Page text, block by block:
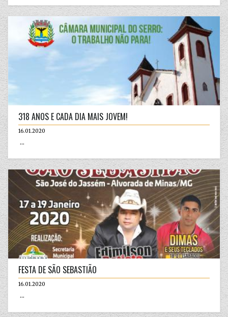
318 ANOS E CADA DIA MAIS JOVEM!
16.01.2020
...
FESTA DE SÃO SEBASTIÃO
16.01.2020
...